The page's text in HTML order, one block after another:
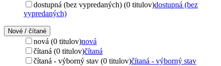
dostupná (bez vypredaných) (0 titulov)dostupná (bez
vypredaných)
Nové / čítané
nová (0 titulov)nová
čítaná (0 titulov)čítaná
čítaná - výborný stav (0 titulov)čítaná - výborný stav